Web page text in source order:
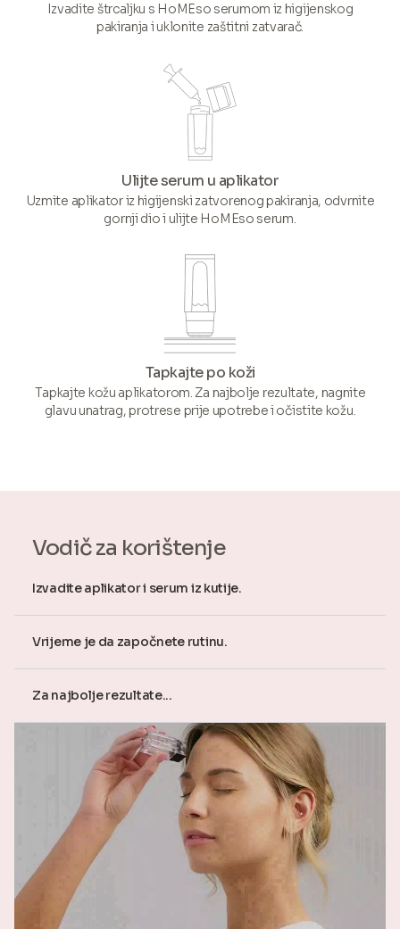
Izvadite štrcaljku s HoMEso serumom iz higijenskog
pakiranja i uklonite zaštitni zatvarač.
Ulijte serum u aplikator
Uzmite aplikator iz higijenski zatvorenog pakiranja, odvrnite
gornji dio i ulijte HoMEso serum.
Tapkajte po koži
Tapkajte kožu aplikatorom. Za najbolje rezultate, nagnite
glavu unatrag, protrese prije upotrebe i očistite kožu.
Vodič za korištenje
Izvadite aplikator i serum iz kutije.
Vrijeme je da započnete rutinu.
Za najbolje rezultate...